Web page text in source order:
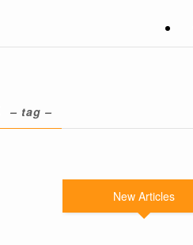
– tag –
New Articles